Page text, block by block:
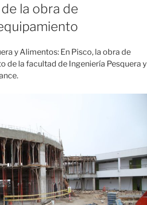
la obra de
y Alimentos: En Pisco, la obra de
de la facultad de Ingeniería Pesquera y